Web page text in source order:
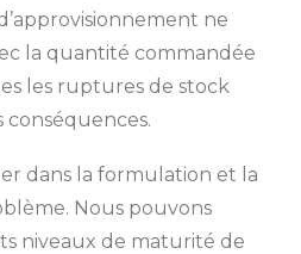
ne
la quantité commandée
les ruptures de stock
conséquences.
dans la formulation et la
Nous pouvons
niveaux de maturité de